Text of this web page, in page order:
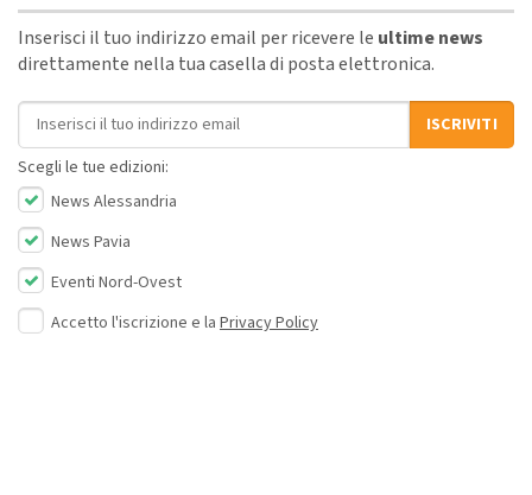
Inserisci il tuo indirizzo email per ricevere le ultime news
direttamente nella tua casella di posta elettronica.
Indirizzo email
ISCRIVITI
Scegli le tue edizioni:
News Alessandria
News Pavia
Eventi Nord-Ovest
Accetto l'iscrizione e la Privacy Policy